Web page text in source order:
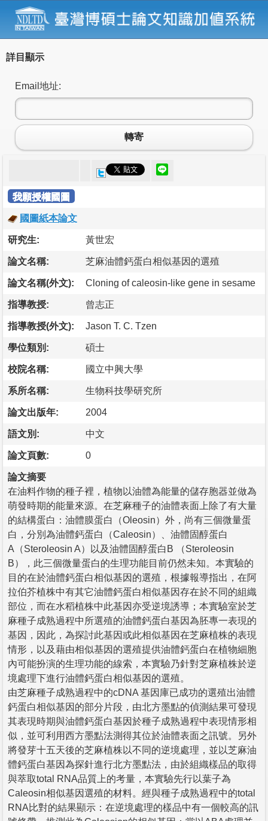
詳目顯示
Email地址:
轉寄
我願授權國圖
國圖紙本論文
研究生: 黃世宏
論文名稱: 芝麻油體鈣蛋白相似基因的選殖
論文名稱(外文): Cloning of caleosin-like gene in sesame
指導教授: 曾志正
指導教授(外文): Jason T. C. Tzen
學位類別: 碩士
校院名稱: 國立中興大學
系所名稱: 生物科技學研究所
論文出版年: 2004
語文別: 中文
論文頁數: 0
論文摘要
在油料作物的種子裡，植物以油體為能量的儲存胞器並做為
萌發時期的能量來源。在芝麻種子的油體表面上除了有大量
的結構蛋白：油體膜蛋白（Oleosin）外，尚有三個微量蛋
白，分別為油體鈣蛋白（Caleosin）、油體固醇蛋白
A（Steroleosin A）以及油體固醇蛋白B （Steroleosin
B），此三個微量蛋白的生理功能目前仍然未知。本實驗的
目的在於油體鈣蛋白相似基因的選殖，根據報導指出，在阿
拉伯芥植株中有其它油體鈣蛋白相似基因存在於不同的組織
部位，而在水稻植株中此基因亦受逆境誘導；本實驗室於芝
麻種子成熟過程中所選殖的油體鈣蛋白基因為胚專一表現的
基因，因此，為探討此基因或此相似基因在芝麻植株的表現
情形，以及藉由相似基因的選殖提供油體鈣蛋白在植物細胞
內可能扮演的生理功能的線索，本實驗乃針對芝麻植株於逆
境處理下進行油體鈣蛋白相似基因的選殖。
由芝麻種子成熟過程中的cDNA 基因庫已成功的選殖出油體
鈣蛋白相似基因的部分片段，由北方墨點的偵測結果可發現
其表現時期與油體鈣蛋白基因於種子成熟過程中表現情形相
似，並可利用西方墨點法測得其位於油體表面之訊號。另外
將發芽十五天後的芝麻植株以不同的逆境處理，並以芝麻油
體鈣蛋白基因為探針進行北方墨點法，由於組織樣品的取得
與萃取total RNA品質上的考量，本實驗先行以葉子為
Caleosin相似基因選殖的材料。經與種子成熟過程中的total
RNA比對的結果顯示：在逆境處理的樣品中有一個較高的訊